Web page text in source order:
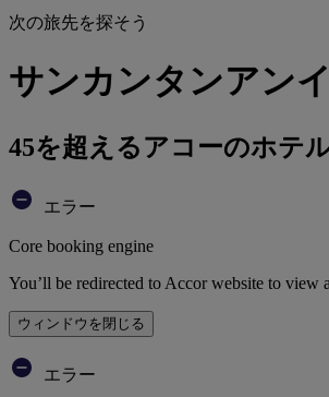
次の旅先を探そう
サンカンタンアン
45を超えるアコーのホテ
エラー
Core booking engine
You’ll be redirected to Accor website to view
ウィンドウを閉じる
エラー